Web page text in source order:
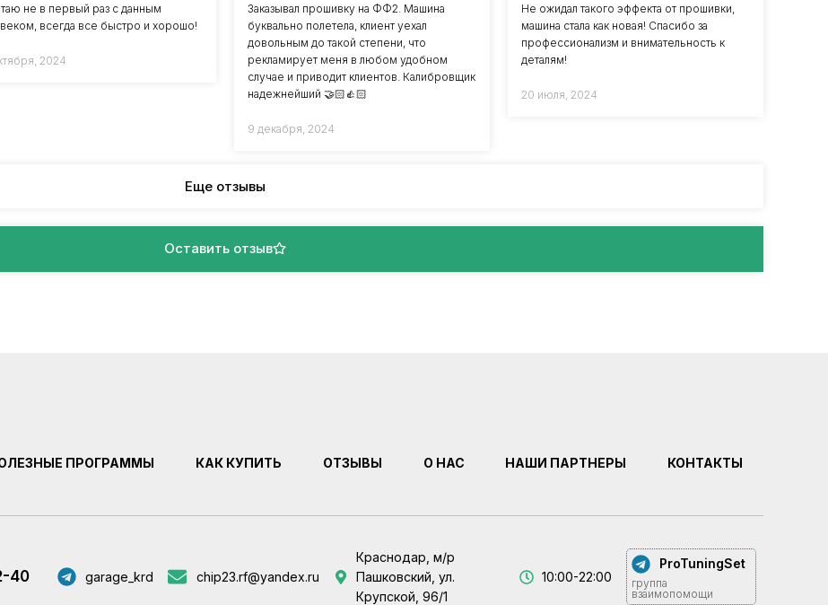
не в первый раз с данным
всегда все быстро и хорошо!
2024
Заказывал прошивку на ФФ2. Машина
буквально полетела, клиент уехал
довольным до такой степени, что
рекламирует меня в любом удобном
случае и приводит клиентов. Калибровщик
надежнейший 🤝🏻👍🏻
9 декабря, 2024
Не ожидал такого эффекта от прошивки,
машина стала как новая! Спасибо за
профессионализм и внимательность к
деталям!
20 июля, 2024
Еще отзывы
Оставить отзыв
ПРОГРАММЫ КАК КУПИТЬ ОТЗЫВЫ О НАС НАШИ ПАРТНЕРЫ КОНТАКТЫ
40 garage_krd chip23.rf@yandex.ru
Краснодар, м/р
Пашковский, ул.
Крупской, 96/1
10:00-22:00
ProTuningSet
группа
взаимопомощи